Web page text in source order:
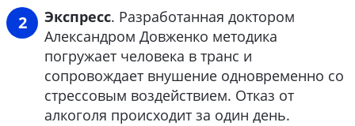
Экспресс. Разработанная доктором
Александром Довженко методика
погружает человека в транс и
сопровождает внушение одновременно со
стрессовым воздействием. Отказ от
алкоголя происходит за один день.